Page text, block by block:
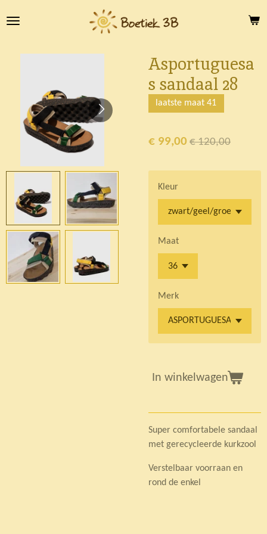
direct
Asportuguesa
s sandaal 28
laatste maat 41
€ 99,00 € 120,00
Kleur
Maat
Merk
In winkelwagen
Super comfortabele sandaal
met gerecycleerde kurkzool
Verstelbaar voorraan en
rond de enkel